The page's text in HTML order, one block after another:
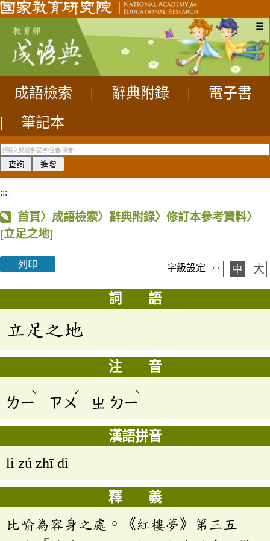
☰
成語檢索 辭典附錄
電子書
|
筆記本
:::
首頁〉成語檢索〉辭典附錄〉修訂本參考資料〉
[立足之地]
列印 字級設定 小 中 大
詞 語
立足之地
注 音
ㄌㄧ
ˋ
ㄗㄨ
ˊ
ㄓ ㄉㄧ
ˋ
漢語拼音
lì zú zhī dì
釋 義
比喻為容身之處。《紅樓夢》第三五